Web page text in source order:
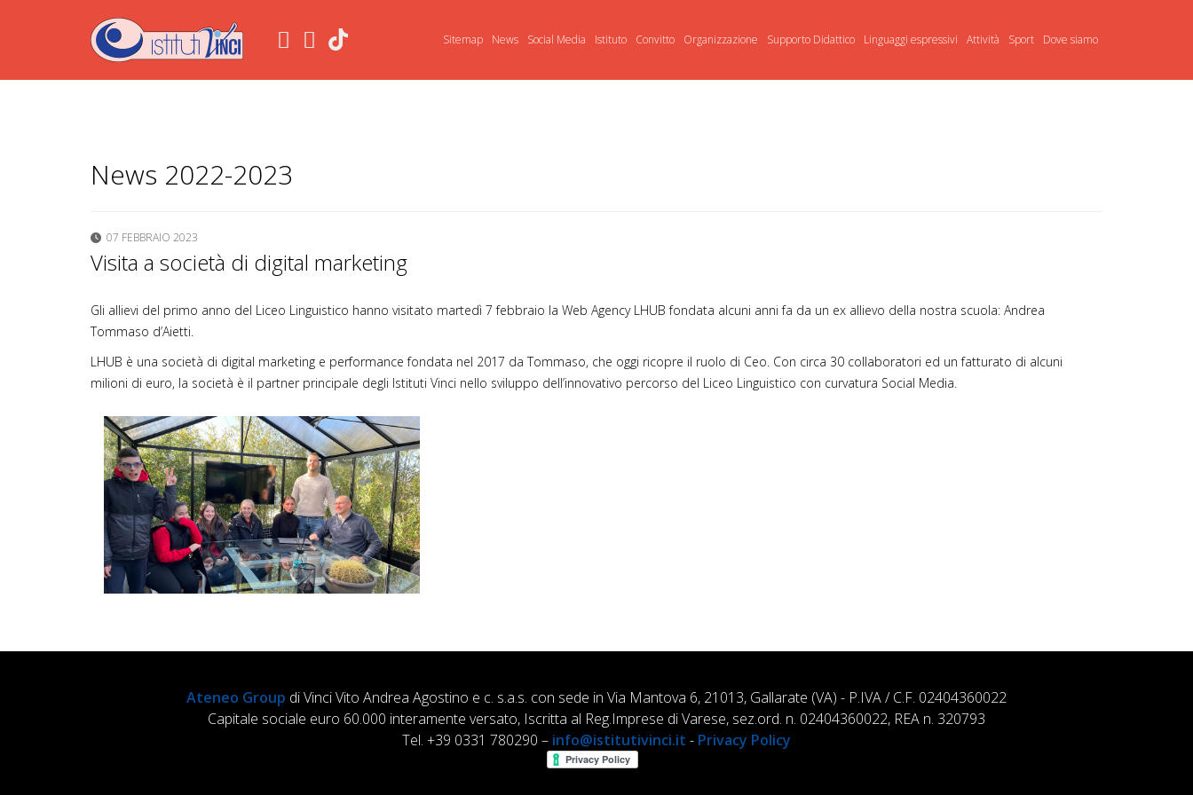
Sitemap News Social Media Istituto Convitto Organizzazione Supporto Didattico Linguaggi espressivi Attività Sport Dove siamo
.
News 2022-2023
07 FEBBRAIO 2023
Visita a società di digital marketing
Gli allievi del primo anno del Liceo Linguistico hanno visitato martedì 7 febbraio la Web Agency LHUB fondata alcuni anni fa da un ex allievo della nostra scuola: Andrea
Tommaso d’Aietti.
LHUB è una società di digital marketing e performance fondata nel 2017 da Tommaso, che oggi ricopre il ruolo di Ceo. Con circa 30 collaboratori ed un fatturato di alcuni
milioni di euro, la società è il partner principale degli Istituti Vinci nello sviluppo dell’innovativo percorso del Liceo Linguistico con curvatura Social Media.
Ateneo Group di Vinci Vito Andrea Agostino e c. s.a.s. con sede in Via Mantova 6, 21013, Gallarate (VA) - P.IVA / C.F. 02404360022
Capitale sociale euro 60.000 interamente versato, Iscritta al Reg.Imprese di Varese, sez.ord. n. 02404360022, REA n. 320793
Tel. +39 0331 780290 – info@istitutivinci.it - Privacy Policy